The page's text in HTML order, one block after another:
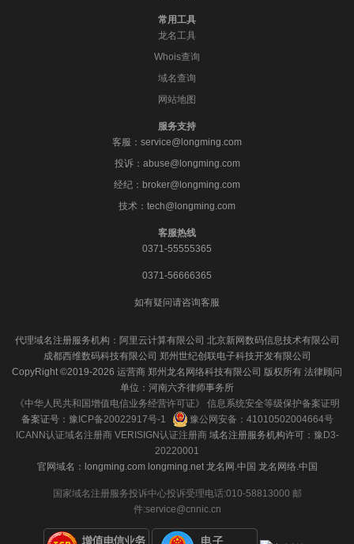
常用工具
龙名工具
Whois查询
域名查询
网站地图
服务支持
客服：service@longming.com
投诉：abuse@longming.com
经纪：broker@longming.com
技术：tech@longming.com
客服热线
0371-55555365
0371-56666365
如有疑问请咨询客服
代理域名注册服务机构：阿里云计算有限公司 北京新网数码信息技术有限公司
成都西维数码科技有限公司 郑州世纪创联电子科技开发有限公司
CopyRight ©2019-2026 运营商 郑州龙名网络科技有限公司 版权所有 法律顾问
单位：河南六齐律师事务所
《中华人民共和国增值电信业务经营许可证》
信息系统安全等级保护备案证明
备案证号： 豫ICP备20022917号-1
豫公网安备：41010502004664号
ICANN认证域名注册商 VERISIGN认证注册商域名注册服务机构许可： 豫D3-
20220001
官网域名：longming.com longming.net 龙名网.中国 龙名网络.中国
国家域名注册服务投诉中心投诉受理电话:010-58813000 邮
件:service@cnnic.cn